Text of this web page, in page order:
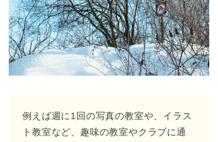
例えば週に1回の写真の教室や、イラス
ト教室など、趣味の教室やクラブに通